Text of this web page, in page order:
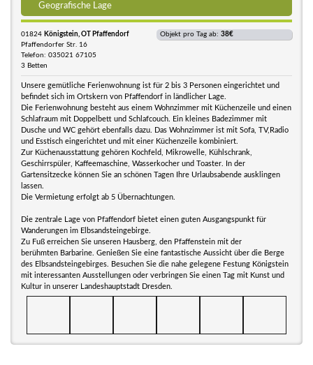
Geografische Lage
01824 Königstein, OT Pfaffendorf
Pfaffendorfer Str. 16
Telefon: 035021 67105
3 Betten
Objekt pro Tag ab: 38€
Unsere gemütliche Ferienwohnung ist für 2 bis 3 Personen eingerichtet und
befindet sich im Ortskern von Pfaffendorf in ländlicher Lage.
Die Ferienwohnung besteht aus einem Wohnzimmer mit Küchenzeile und einen
Schlafraum mit Doppelbett und Schlafcouch. Ein kleines Badezimmer mit
Dusche und WC gehört ebenfalls dazu. Das Wohnzimmer ist mit Sofa, TV,Radio
und Esstisch eingerichtet und mit einer Küchenzeile kombiniert.
Zur Küchenausstattung gehören Kochfeld, Mikrowelle, Kühlschrank,
Geschirrspüler, Kaffeemaschine, Wasserkocher und Toaster. In der
Gartensitzecke können Sie an schönen Tagen Ihre Urlaubsabende ausklingen
lassen.
Die Vermietung erfolgt ab 5 Übernachtungen.
Die zentrale Lage von Pfaffendorf bietet einen guten Ausgangspunkt für
Wanderungen im Elbsandsteingebirge.
Zu Fuß erreichen Sie unseren Hausberg, den Pfaffenstein mit der
berühmten Barbarine. Genießen Sie eine fantastische Aussicht über die Berge
des Elbsandsteingebirges. Besuchen Sie die nahe gelegene Festung Königstein
mit interessanten Ausstellungen oder verbringen Sie einen Tag mit Kunst und
Kultur in unserer Landeshauptstadt Dresden.